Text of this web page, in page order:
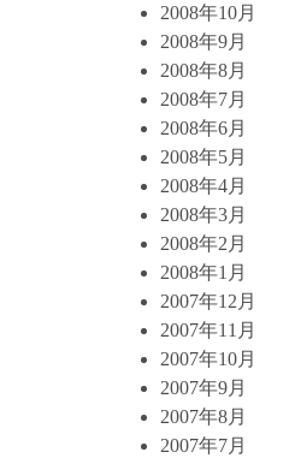
2008年10月
2008年9月
2008年8月
2008年7月
2008年6月
2008年5月
2008年4月
2008年3月
2008年2月
2008年1月
2007年12月
2007年11月
2007年10月
2007年9月
2007年8月
2007年7月